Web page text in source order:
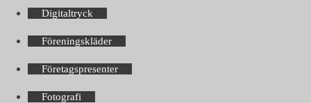
Digitaltryck
Föreningskläder
Företagspresenter
Fotografi